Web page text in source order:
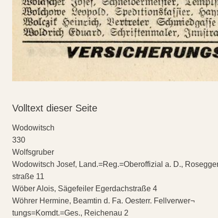
Volltext dieser Seite
Wodowitsch
330
Wolfsgruber
Wodowitsch Josef, Land.=Reg.=Oberoffizial a. D.,
straße 11
Wöber Alois, Sägefeiler Egerdachstraße 4
Wöhrer Hermine, Beamtin d. Fa. Oesterr. Fellverwer¬
tungs=Komdt.=Ges., Reichenau 2